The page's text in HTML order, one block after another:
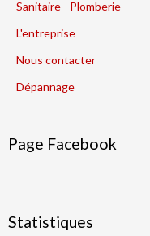
Sanitaire - Plomberie
L'entreprise
Nous contacter
Dépannage
Page Facebook
Statistiques